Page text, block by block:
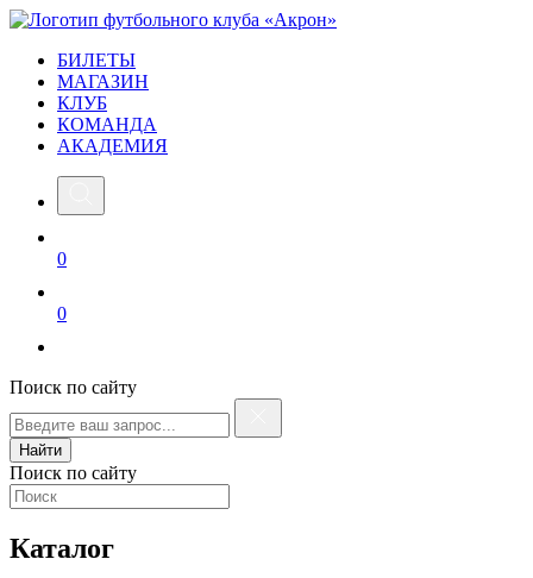
БИЛЕТЫ
МАГАЗИН
КЛУБ
КОМАНДА
АКАДЕМИЯ
0
0
Поиск по сайту
Найти
Поиск по сайту
Каталог